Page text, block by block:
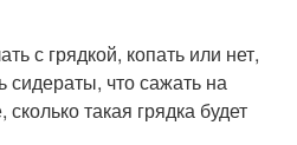
с грядкой, копать или нет,
сидераты, что сажать на
такая грядка будет